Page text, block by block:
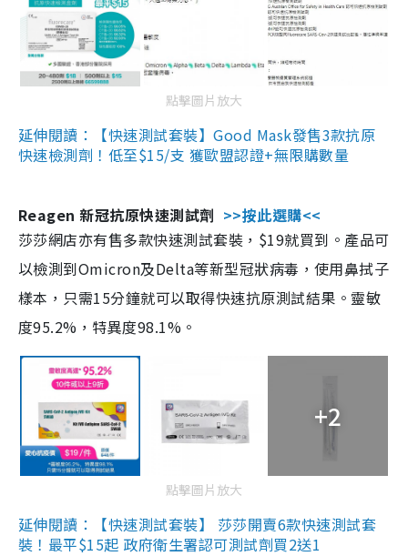
點擊圖片放大
延伸閱讀：【快速測試套裝】Good Mask發售3款抗原
快速檢測劑！低至$15/支 獲歐盟認證+無限購數量
Reagen 新冠抗原快速測試劑 >>按此選購<<
莎莎網店亦有售多款快速測試套裝，$19就買到。產品可
以檢測到Omicron及Delta等新型冠狀病毒，使用鼻拭子
樣本，只需15分鐘就可以取得快速抗原測試結果。靈敏
度95.2%，特異度98.1%。
+2
點擊圖片放大
延伸閱讀：【快速測試套裝】 莎莎開賣6款快速測試套
裝！最平$15起 政府衛生署認可測試劑買2送1